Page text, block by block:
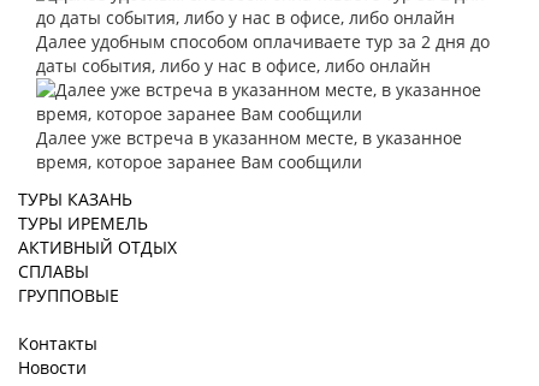
Далее удобным способом оплачиваете тур за 2 дня до
даты события, либо у нас в офисе, либо онлайн
Далее уже встреча в указанном месте, в указанное
время, которое заранее Вам сообщили
Контакты
Новости
ТУРЫ КАЗАНЬ
ТУРЫ ИРЕМЕЛЬ
АКТИВНЫЙ ОТДЫХ
СПЛАВЫ
ГРУППОВЫЕ